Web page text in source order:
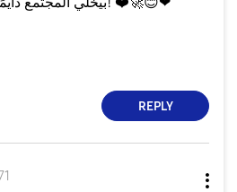
REPLY